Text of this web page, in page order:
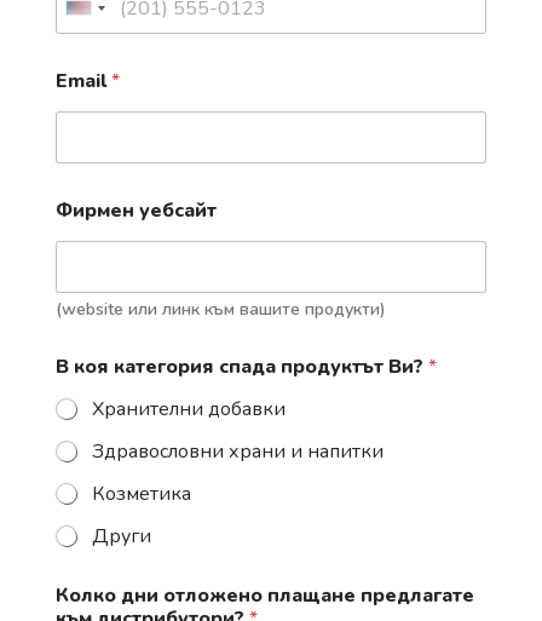
U
i
e
d
S
a
e
+
Email*
а
ш
я
у
б
с
а
й
т
д
н
л
и
н
и
р
а
н
д
Фирмен уебсайт
(website или линк към вашите продукти)
В коя категория спада продуктът Ви? *
Хранителни добавки
Здравословни храни и напитки
Козметика
Други
Колко дни отложено плащане предлагате